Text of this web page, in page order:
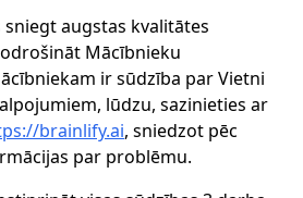
sniegt augstas kvalitātes
Mācībnieku
ir sūdzība par Vietni
lūdzu, sazinieties ar
brainlify.ai, sniedzot pēc
par problēmu.